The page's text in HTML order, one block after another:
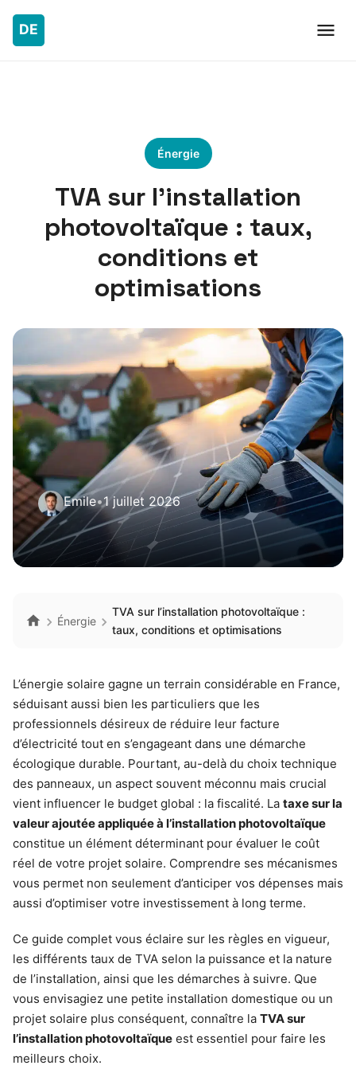
Énergie
TVA sur l’installation
photovoltaïque : taux,
conditions et
optimisations
Emile•1 juillet 2026
Énergie
TVA sur l’installation photovoltaïque :
taux, conditions et optimisations
L’énergie solaire gagne un terrain considérable en France,
séduisant aussi bien les particuliers que les
professionnels désireux de réduire leur facture
d’électricité tout en s’engageant dans une démarche
écologique durable. Pourtant, au-delà du choix technique
des panneaux, un aspect souvent méconnu mais crucial
vient influencer le budget global : la fiscalité. La taxe sur la
valeur ajoutée appliquée à l’installation photovoltaïque
constitue un élément déterminant pour évaluer le coût
réel de votre projet solaire. Comprendre ses mécanismes
vous permet non seulement d’anticiper vos dépenses mais
aussi d’optimiser votre investissement à long terme.
Ce guide complet vous éclaire sur les règles en vigueur,
les différents taux de TVA selon la puissance et la nature
de l’installation, ainsi que les démarches à suivre. Que
vous envisagiez une petite installation domestique ou un
projet solaire plus conséquent, connaître la TVA sur
l’installation photovoltaïque est essentiel pour faire les
meilleurs choix.